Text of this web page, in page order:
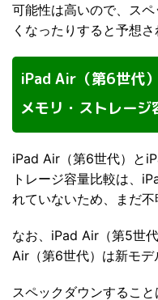
可能性は高いので、ス
くなったりすると予想さ
iPad Air（第6世代
メモリ・ストレージ
iPad Air（第6世代）と
トレージ容量比較は、
れていないため、まだ不
なお、iPad Air（第5世
Air（第6世代）は新モデ
スペックダウンするこ